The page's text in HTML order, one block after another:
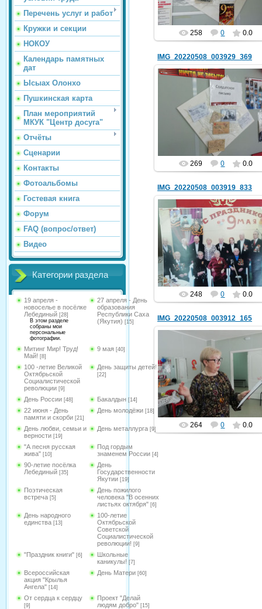
Перечень услуг и работ
Кружки и секции
НОКОУ
Календарь памятных
дат
Ысыах Олонхо
Пушкинская карта
План мероприятий
МКУК "Центр досуга"
Отчёты
Сценарии
Контакты
Фотоальбомы
Гостевая книга
Форум
FAQ (вопрос/ответ)
Видео
Категории раздела
19 апреля -
новоселье в посёлке
Лебединый [28]
В этом разделе
собраны мои
персональные
фотографии.
27 апреля - День
образования
Республики Саха
(Якутия) [15]
Митинг Мир! Труд!
Май! [8]
9 мая [40]
100 -летие Великой
Октябрьской
Социалистической
революции [9]
День защиты детей!
[22]
День России [48] Бакалдын [14]
22 июня - День
памяти и скорби [21]
День молодёжи [18]
День любви, семьи и
верности [19]
День металлурга [9]
"А песня русская
жива" [10]
Под гордым
знаменем России [4]
90-летие посёлка
Лебединый [35]
День
Государственности
Якутии [19]
Поэтическая
встреча [5]
День пожилого
человека "В осенних
листьях октября" [6]
День народного
единства [13]
100-летие
Октябрьской
Советской
Социалистической
революции! [9]
"Праздник книги" [6]
Школьные
каникулы! [7]
Всероссийская
акция "Крылья
Ангела" [14]
День Матери [60]
От сердца к сердцу
[9]
Проект "Делай
людям добро" [15]
258 0 0.0
IMG_20220508_003929_369
07.05.2022
hololenkomariya
269 0 0.0
IMG_20220508_003919_833
07.05.2022
hololenkomariya
248 0 0.0
IMG_20220508_003912_165
07.05.2022
hololenkomariya
264 0 0.0